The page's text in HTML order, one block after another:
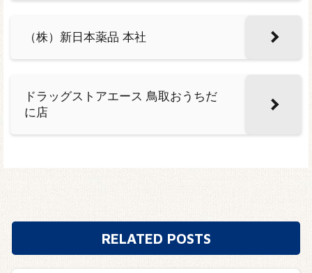
（株）新日本薬品 本社
ドラッグストアエース 鳥取おうちだ
に店
RELATED POSTS